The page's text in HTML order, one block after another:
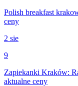
Polish breakfast
ceny
2 sie
9
Zapiekanki Kraków:
aktualne ceny